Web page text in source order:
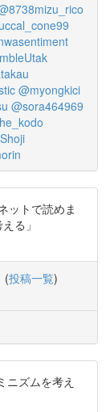
@myongkici
@sora464969
ットで読めま
る」
(投稿一覧)
ニズムを考え